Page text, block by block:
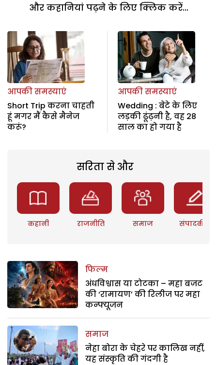
और कहानियां पढ़ने के लिए क्लिक करें...
आपकी समस्याएं
Short Trip करना चाहती
हूं मगर मैं कैसे मैनेज
करूं?
आपकी समस्याएं
Wedding : बेटे के लिए
लड़की ढूंढ़नी है, वह 28
साल का हो गया है
सरिता से और
कहानी राजनीति समाज संपादकीय
फिल्म
अंधविश्वास या टोटका – महा बजट
की ‘रामायण’ की रिलीज पर महा
कन्फ्यूजन
समाज
नेहा बोरा के चेहरे पर कालिख नहीं,
यह संस्कृति की गंदगी है